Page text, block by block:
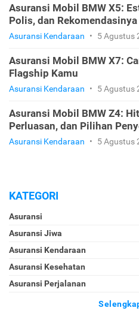
Asuransi Mobil BMW X5:
Polis, dan Rekomendasinya
Asuransi Kendaraan • 5 Agustus
Asuransi Mobil BMW X7:
Flagship Kamu
Asuransi Kendaraan • 5 Agustus
Asuransi Mobil BMW Z4:
Perluasan, dan Pilihan
Asuransi Kendaraan • 5 Agustus
KATEGORI
Asuransi
Asuransi Jiwa
Asuransi Kendaraan
Asuransi Kesehatan
Asuransi Perjalanan